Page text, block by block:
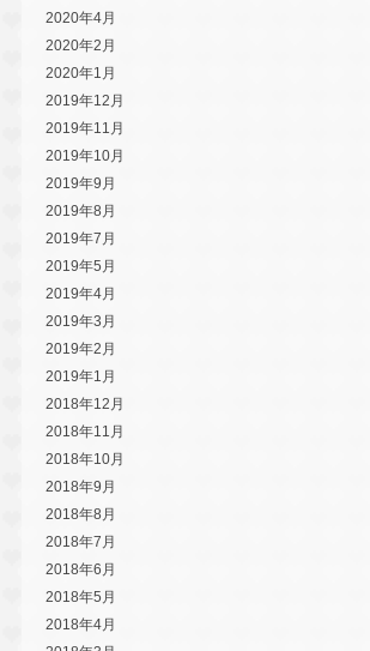
2020年4月
2020年2月
2020年1月
2019年12月
2019年11月
2019年10月
2019年9月
2019年8月
2019年7月
2019年5月
2019年4月
2019年3月
2019年2月
2019年1月
2018年12月
2018年11月
2018年10月
2018年9月
2018年8月
2018年7月
2018年6月
2018年5月
2018年4月